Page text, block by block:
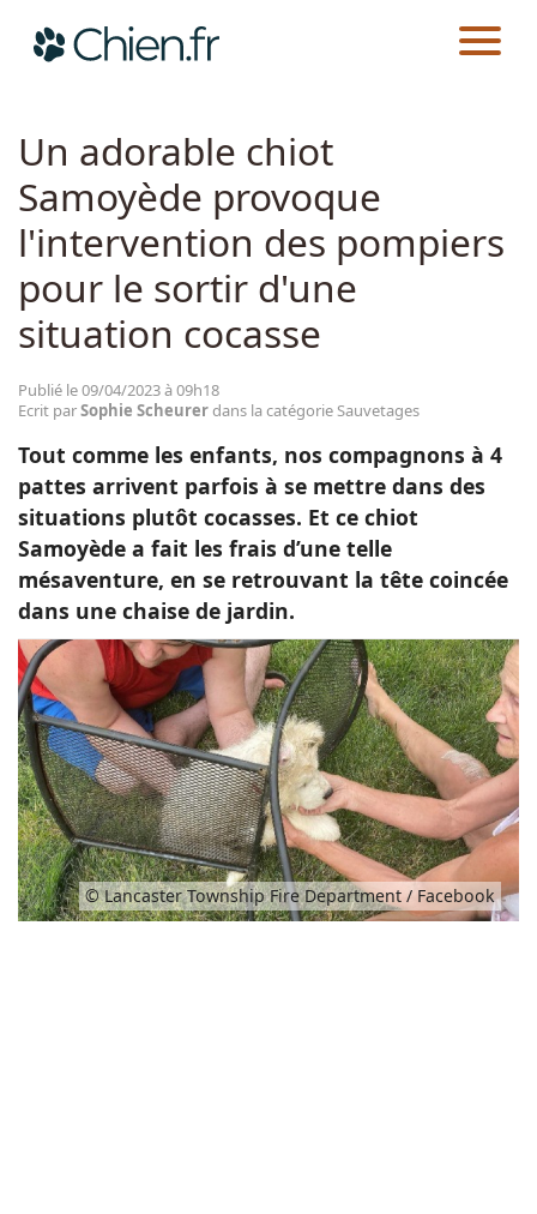
Races
Guides
CHIEN.FR ACTUALITÉS
Un adorable chiot
Samoyède provoque
l'intervention des pompiers
pour le sortir d'une
situation cocasse
Publié le 09/04/2023 à 09h18
Ecrit parSophie Scheurerdans la catégorie Sauvetages
Tout comme les enfants, nos compagnons à 4
pattes arrivent parfois à se mettre dans des
situations plutôt cocasses. Et ce chiot
Samoyède a fait les frais d’une telle
mésaventure, en se retrouvant la tête coincée
dans une chaise de jardin.
© Lancaster Township Fire Department / Facebook